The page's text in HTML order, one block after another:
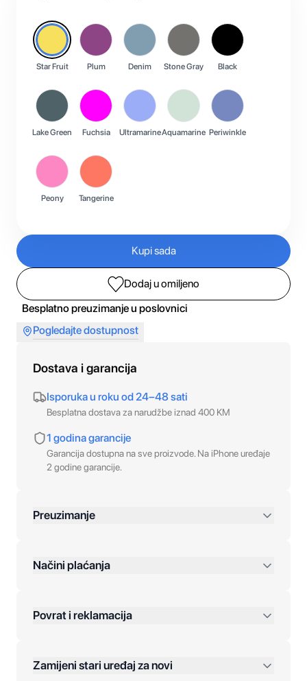
Star Fruit Plum Denim Stone Gray Black
Lake Green Fuchsia UltramarineAquamarine Periwinkle
Peony Tangerine
Kupi sada
Dodaj u omiljeno
Besplatno preuzimanje u poslovnici
Pogledajte dostupnost
Dostava i garancija
Isporuka u roku od 24–48 sati
Besplatna dostava za narudžbe iznad 400 KM
1 godina garancije
Garancija dostupna na sve proizvode. Na iPhone uređaje
2 godine garancije.
Preuzimanje
Načini plaćanja
Plaćanje na rate:
Povrat i reklamacija
Zamijeni stari uređaj za novi